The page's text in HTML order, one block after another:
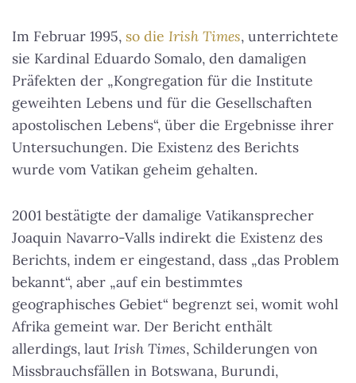
Im Februar 1995, so die Irish Times, unterrichtete
sie Kardinal Eduardo Somalo, den damaligen
Präfekten der „Kongregation für die Institute
geweihten Lebens und für die Gesellschaften
apostolischen Lebens“, über die Ergebnisse ihrer
Untersuchungen. Die Existenz des Berichts
wurde vom Vatikan geheim gehalten.
2001 bestätigte der damalige Vatikansprecher
Joaquin Navarro-Valls indirekt die Existenz des
Berichts, indem er eingestand, dass „das Problem
bekannt“, aber „auf ein bestimmtes
geographisches Gebiet“ begrenzt sei, womit wohl
Afrika gemeint war. Der Bericht enthält
allerdings, laut Irish Times, Schilderungen von
Missbrauchsfällen in Botswana, Burundi,